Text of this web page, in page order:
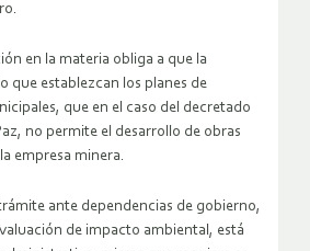
en la materia obliga a que la
que establezcan los planes de
que en el caso del decretado
no permite el desarrollo de obras
empresa minera.
ante dependencias de gobierno,
de impacto ambiental, está